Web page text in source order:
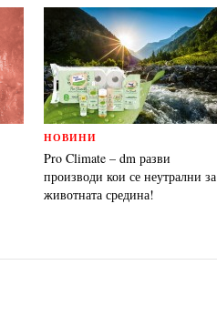
НОВИНИ
Pro Climate – dm разви
производи кои се неутрални за
животната средина!